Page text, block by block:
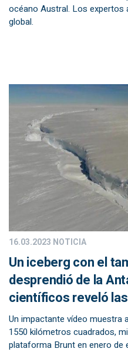
océano Austral. Los expertos
global.
16.03.2023 NOTICIA
Un iceberg con el
desprendió de la
científicos reveló
Un impactante vídeo muestra
1550 kilómetros cuadrados,
plataforma Brunt en enero de